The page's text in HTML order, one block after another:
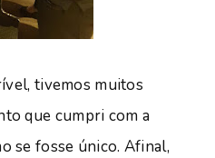
muitos
que cumpri com a
se fosse único. Afinal,